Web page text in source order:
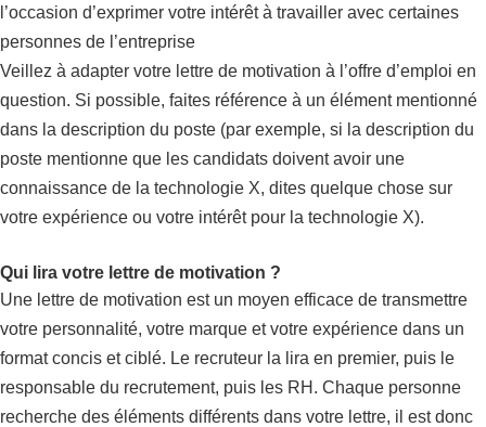
l’occasion d’exprimer votre intérêt à travailler avec certaines
personnes de l’entreprise
Veillez à adapter votre lettre de motivation à l’offre d’emploi en
question. Si possible, faites référence à un élément mentionné
dans la description du poste (par exemple, si la description du
poste mentionne que les candidats doivent avoir une
connaissance de la technologie X, dites quelque chose sur
votre expérience ou votre intérêt pour la technologie X).
Qui lira votre lettre de motivation ?
Une lettre de motivation est un moyen efficace de transmettre
votre personnalité, votre marque et votre expérience dans un
format concis et ciblé. Le recruteur la lira en premier, puis le
responsable du recrutement, puis les RH. Chaque personne
recherche des éléments différents dans votre lettre, il est donc